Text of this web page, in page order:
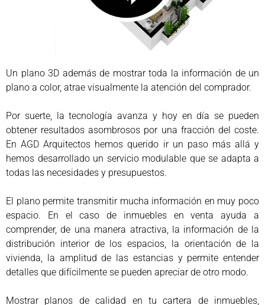
Un plano 3D además de mostrar toda la información de un
plano a color, atrae visualmente la atención del comprador.
Por suerte, la tecnología avanza y hoy en día se pueden
obtener resultados asombrosos por una fracción del coste.
En AGD Arquitectos hemos querido ir un paso más allá y
hemos desarrollado un servicio modulable que se adapta a
todas las necesidades y presupuestos.
El plano permite transmitir mucha información en muy poco
espacio. En el caso de inmuebles en venta ayuda a
comprender, de una manera atractiva, la información de la
distribución interior de los espacios, la orientación de la
vivienda, la amplitud de las estancias y permite entender
detalles que difícilmente se pueden apreciar de otro modo.
Mostrar planos de calidad en tu cartera de inmuebles,